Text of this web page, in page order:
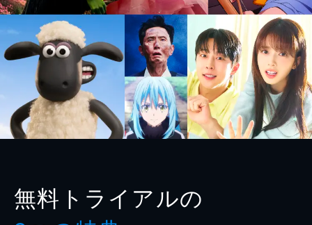
無料トライアルの